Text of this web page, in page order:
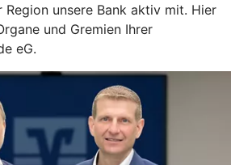
Region unsere Bank aktiv mit. Hier
und Gremien Ihrer
eG.